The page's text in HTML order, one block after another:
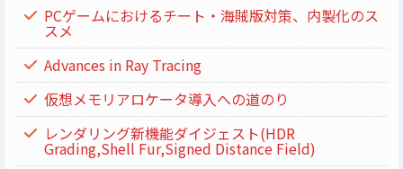
PCゲームにおけるチート・海賊版対策、内製化のス
スメ
Advances in Ray Tracing
仮想メモリアロケータ導入への道のり
レンダリング新機能ダイジェスト(HDR
Grading,Shell Fur,Signed Distance Field)